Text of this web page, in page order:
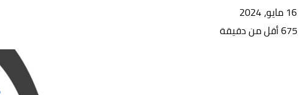
16 مايو، 2024
675أقل من دقيقة